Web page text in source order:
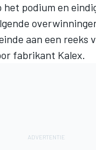
het podium en
aan een reeks
fabrikant Kalex.